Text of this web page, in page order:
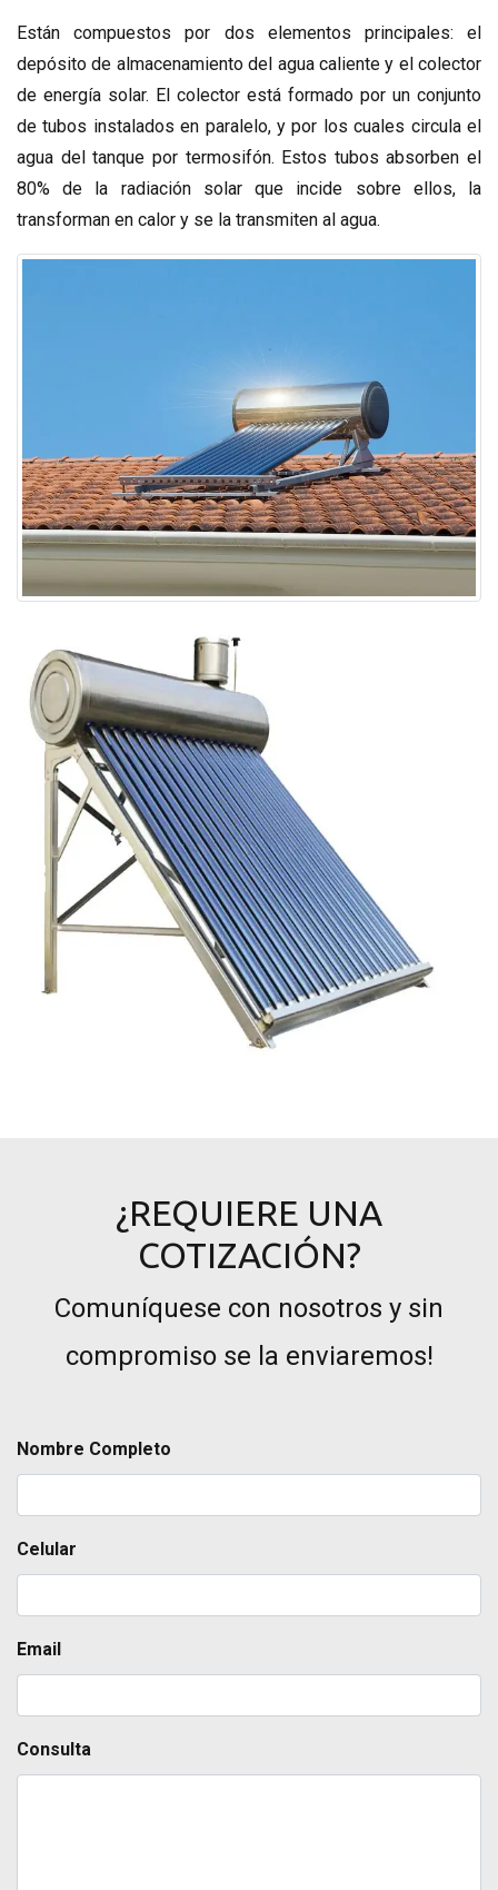
Están compuestos por dos elementos principales: el
depósito de almacenamiento del agua caliente y el colector
de energía solar. El colector está formado por un conjunto
de tubos instalados en paralelo, y por los cuales circula el
agua del tanque por termosifón. Estos tubos absorben el
80% de la radiación solar que incide sobre ellos, la
transforman en calor y se la transmiten al agua.
¿REQUIERE UNA
COTIZACIÓN?
Comuníquese con nosotros y sin
compromiso se la enviaremos!
Nombre Completo
Celular
Email
Consulta